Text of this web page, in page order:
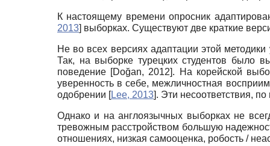
К настоящему времени опросник
2013] выборках. Существуют две краткие
Не во всех версиях адаптации этой методики
Так, на выборке турецких студентов было
поведение [Doğan, 2012]. На корейской
уверенность в себе, межличностная
одобрении [Lee, 2013]. Эти несоответствия,
Однако и на англоязычных выборках не
тревожным расстройством большую
отношениях, низкая самооценка, робость /